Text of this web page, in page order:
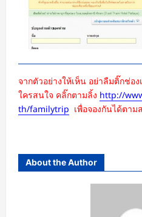
จากตัวอย่างให้เห็น อย่าลืมติ๊กช่อ
ใครสนใจ คลิ๊กตามลิ้ง http://
th/familytrip เพื่อจองกันได้ตาม
About the Author